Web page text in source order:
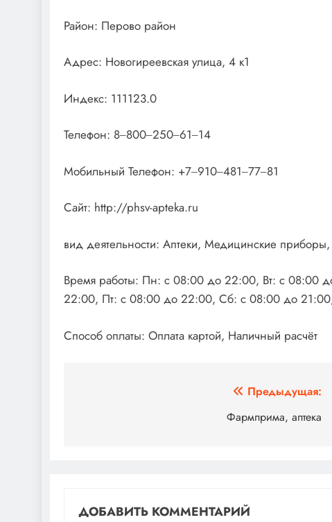
Район: Перово район
Адрес: Новогиреевская улица, 4 к1
Индекс: 111123.0
Телефон: 8‒800‒250‒61‒14
Мобильный Телефон: +7‒910‒481‒77‒81
Сайт: http://phsv-apteka.ru
вид деятельности: Аптеки, Медицинские
Время работы: Пн: с 08:00 до 22:00, Вт: с
22:00, Пт: с 08:00 до 22:00, Сб: с 08:00 до
Способ оплаты: Оплата картой, Наличный расчёт
Предыдущая:
Фармприма, аптека
ДОБАВИТЬ КОММЕНТАРИЙ